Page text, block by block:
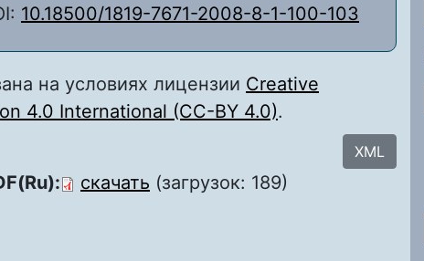
10.18500/1819-7671-2008-8-1-100-103
на условиях лицензии Creative
4.0 International (CC-BY 4.0).
XML
скачать (загрузок: 189)